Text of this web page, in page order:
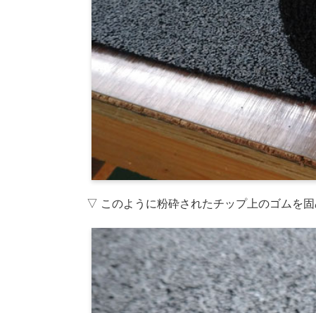
▽ このように粉砕されたチップ上のゴムを固